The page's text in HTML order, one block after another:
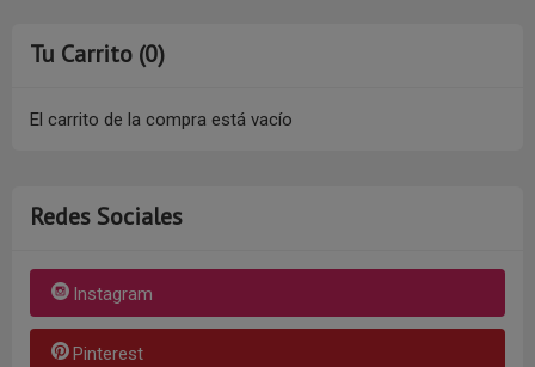
Tu Carrito (0)
El carrito de la compra está vacío
Redes Sociales
Instagram
Pinterest